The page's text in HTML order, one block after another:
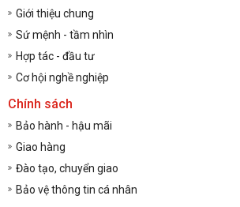
Giới thiệu chung
Sứ mệnh - tầm nhìn
Hợp tác - đầu tư
Cơ hội nghề nghiệp
Chính sách
Bảo hành - hậu mãi
Giao hàng
Đào tạo, chuyển giao
Bảo vệ thông tin cá nhân